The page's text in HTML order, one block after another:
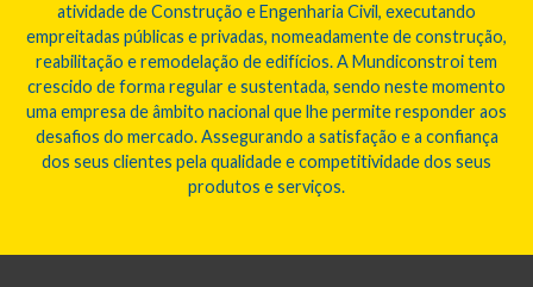
atividade de Construção e Engenharia Civil, executando
empreitadas públicas e privadas, nomeadamente de construção,
reabilitação e remodelação de edifícios. A Mundiconstroi tem
crescido de forma regular e sustentada, sendo neste momento
uma empresa de âmbito nacional que lhe permite responder aos
desafios do mercado. Assegurando a satisfação e a confiança
dos seus clientes pela qualidade e competitividade dos seus
produtos e serviços.